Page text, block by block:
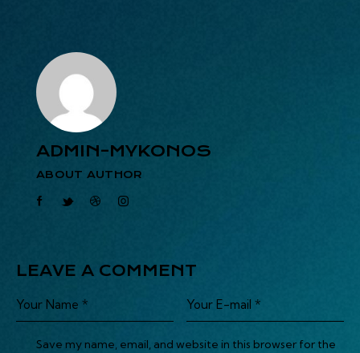
ADMIN-MYKONOS
ABOUT AUTHOR
LEAVE A COMMENT
Save my name, email, and website in this browser for the